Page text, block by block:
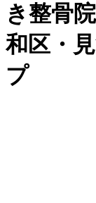
き整骨
和区・
プ